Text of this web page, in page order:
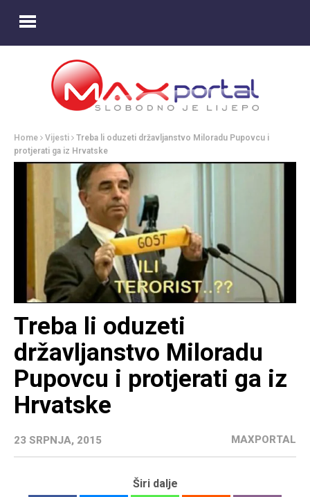
Home Vijesti
Treba li oduzeti državljanstvo Miloradu Pupovcu i
protjerati ga iz Hrvatske
Treba li oduzeti
državljanstvo Miloradu
Pupovcu i protjerati ga iz
Hrvatske
23 SRPNJA, 2015 MAXPORTAL
Širi dalje